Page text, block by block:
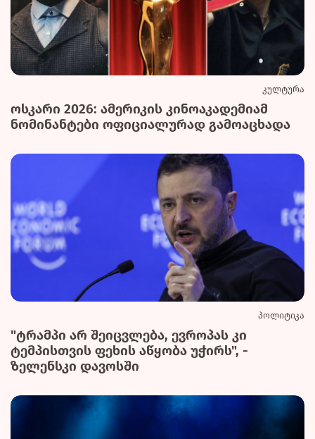
კულტურა
ოსკარი 2026: ამერიკის კინოაკადემიამ
ნომინანტები ოფიციალურად გამოაცხადა
პოლიტიკა
"ტრამპი არ შეიცვლება, ევროპას კი
ტემპისთვის ფეხის აწყობა უჭირს", -
ზელენსკი დავოსში